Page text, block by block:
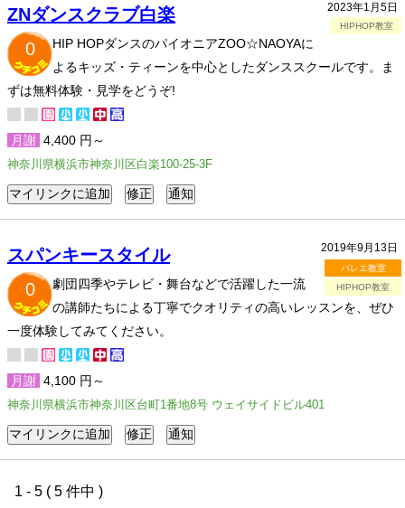
2023年1月5日
HIPHOP教室
ZNダンスクラブ白楽
0
HIP HOPダンスのパイオニアZOO☆NAOYAに
よるキッズ・ティーンを中心としたダンススクールです。ま
ずは無料体験・見学をどうぞ!
月謝 4,400 円～
神奈川県横浜市神奈川区白楽100-25-3F
2019年9月13日
バレエ教室
HIPHOP教室
スパンキースタイル
0
劇団四季やテレビ・舞台などで活躍した一流
の講師たちによる丁寧でクオリティの高いレッスンを、ぜひ
一度体験してみてください。
月謝 4,100 円～
神奈川県横浜市神奈川区台町1番地8号 ウェイサイドビル401
1 - 5 ( 5 件中 )